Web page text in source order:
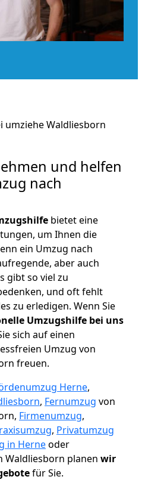
und helfen
nach
bietet eine
um Ihnen die
ein Umzug nach
aber auch
gibt so viel zu
und oft fehlt
zu erledigen. Wenn Sie
Umzugshilfe bei uns
sich auf einen
Umzug von
freuen.
Herne,
, Fernumzug von
Firmenumzug,
, Privatumzug
in Herneoder
Waldliesborn planen wir
für Sie.